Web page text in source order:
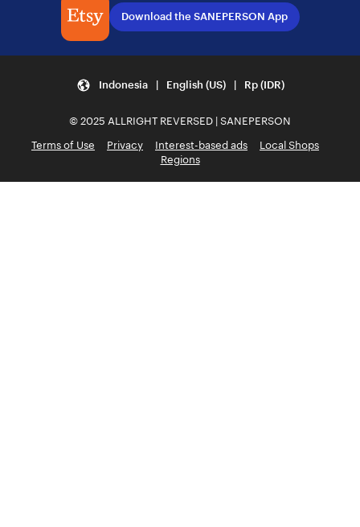
Download the SANEPERSON App
Indonesia | English (US) | Rp (IDR)
© 2025 ALLRIGHT REVERSED | SANEPERSON
Terms of Use
Privacy Interest-based ads
Local Shops
Regions